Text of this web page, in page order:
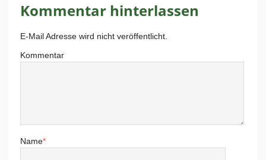
Kommentar hinterlassen
E-Mail Adresse wird nicht veröffentlicht.
Kommentar
Name*